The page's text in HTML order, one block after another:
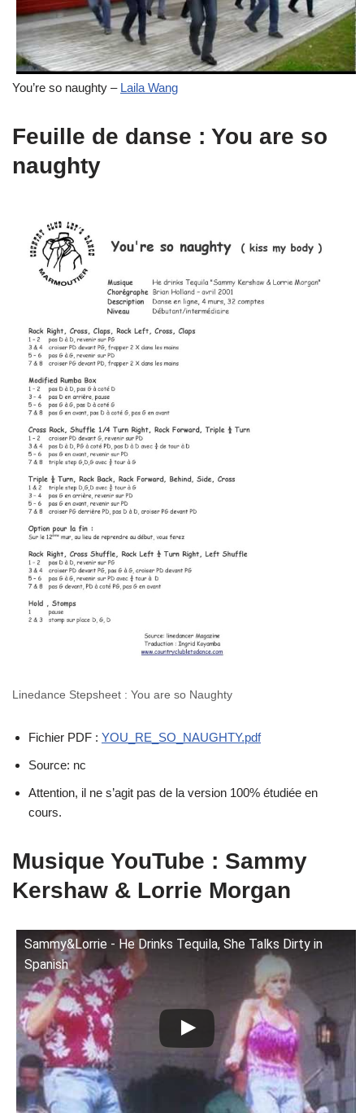
You’re so naughty – Laila Wang
Feuille de danse : You are so
naughty
Linedance Stepsheet : You are so Naughty
Fichier PDF : YOU_RE_SO_NAUGHTY.pdf
Source: nc
Attention, il ne s’agit pas de la version 100% étudiée en
cours.
Musique YouTube : Sammy
Kershaw & Lorrie Morgan
Sammy&Lorrie - He Drinks Tequila, She Talks Dirty in
Spanish